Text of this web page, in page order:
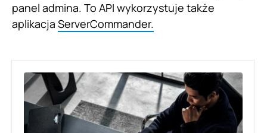
panel admina. To API wykorzystuje także
aplikacja ServerCommander.